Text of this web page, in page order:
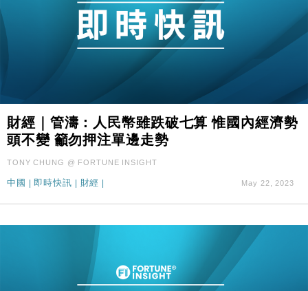
財經｜管濤：人民幣雖跌破七算 惟國內經濟勢
頭不變 籲勿押注單邊走勢
TONY CHUNG @ FORTUNE INSIGHT
中國 | 即時快訊 | 財經 | May 22, 2023